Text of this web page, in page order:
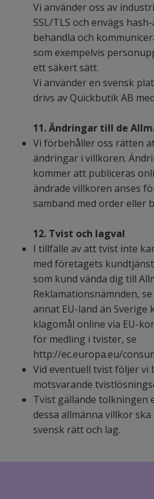
Vi använder oss av
SSL/TLS och envägs
behandla och
som exempelvis
ett säkert sätt.
Vi använder en svensk
drivs av Quickbutik AB
11. Ändringar till de
Vi förbehåller oss rätten
ändringar i villkoren.
kommer att publiceras
ändrade villkoren anses
samband med order eller
12. Tvist och lagval
I tillfälle av att tvist inte
med företagets
som kund vända dig till
Reklamationsnämnden,
annat EU-land än Sverige
klagomål online via EU-
för medling i tvister, se
http://ec.europa.eu/
Vid eventuell tvist följer vi
motsvarande
Tvist gällande tolkningen
dessa allmänna villkor
svensk rätt och lag.